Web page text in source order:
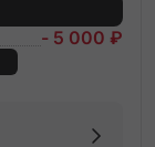
- 5 000 ₽